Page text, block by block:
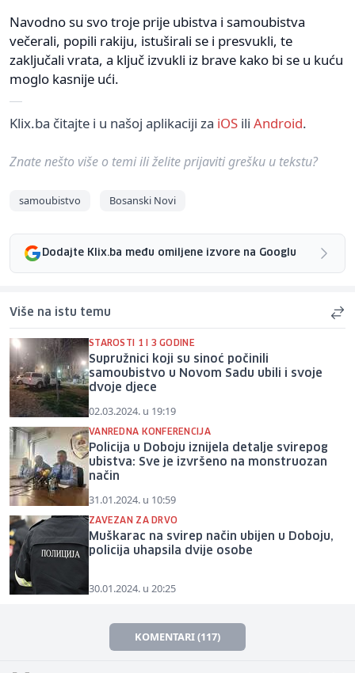
Navodno su svo troje prije ubistva i samoubistva
večerali, popili rakiju, istuširali se i presvukli, te
zaključali vrata, a ključ izvukli iz brave kako bi se u kuću
moglo kasnije ući.
Klix.ba čitajte i u našoj aplikaciji za iOS ili Android.
Znate nešto više o temi ili želite prijaviti grešku u tekstu?
samoubistvo Bosanski Novi
Dodajte Klix.ba među omiljene izvore na Googlu
Više na istu temu
STAROSTI 1 I 3 GODINE
Supružnici koji su sinoć počinili
samoubistvo u Novom Sadu ubili i svoje
dvoje djece
02.03.2024. u 19:19
VANREDNA KONFERENCIJA
Policija u Doboju iznijela detalje svirepog
ubistva: Sve je izvršeno na monstruozan
način
31.01.2024. u 10:59
ZAVEZAN ZA DRVO
Muškarac na svirep način ubijen u Doboju,
policija uhapsila dvije osobe
30.01.2024. u 20:25
KOMENTARI (117)